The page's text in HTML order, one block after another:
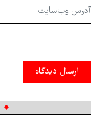
آدرس وب‌سایت
ارسال دیدگاه